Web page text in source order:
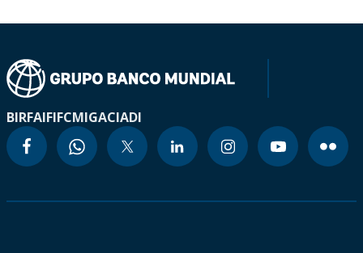
BIRFAIFIFCMIGACIADI